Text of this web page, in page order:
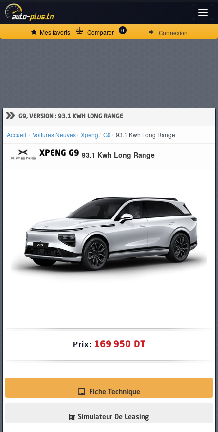
Connexion
Mes favoris Comparer 0
» G9, VERSION : 93.1 KWH LONG RANGE
Accueil Voitures Neuves Xpeng G9 93.1 Kwh Long Range
XPENG G9 93.1 Kwh Long Range
Prix: 169 950 DT
Fiche Technique
Simulateur De Leasing
ACCUEIL
D'OCCASION
PNEUS